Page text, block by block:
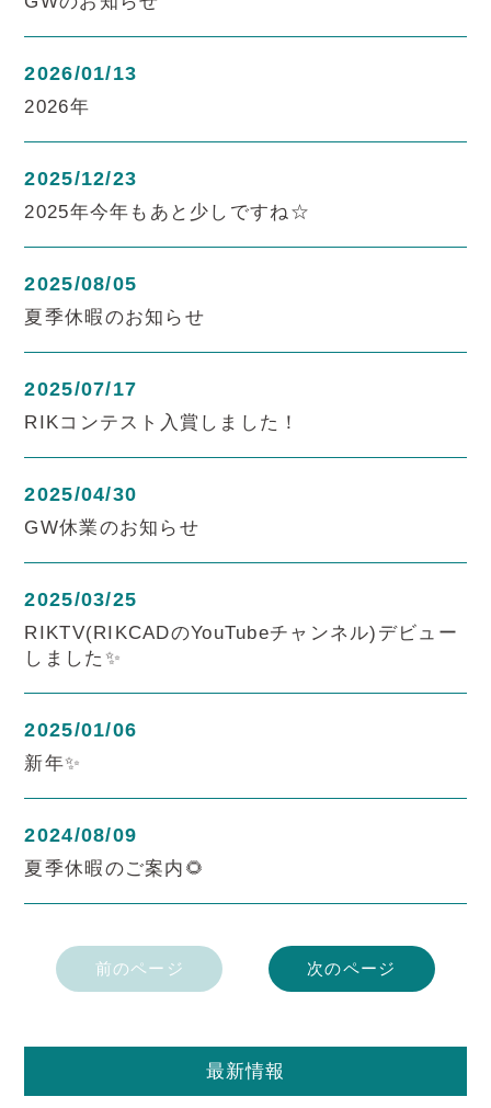
2026/01/13
2026年
2025/12/23
2025年今年もあと少しですね☆
2025/08/05
夏季休暇のお知らせ
2025/07/17
RIKコンテスト入賞しました！
2025/04/30
GW休業のお知らせ
2025/03/25
RIKTV(RIKCADのYouTubeチャンネル)デビュー
しました✨
2025/01/06
新年✨
2024/08/09
夏季休暇のご案内🌻
前のページ 次のページ
最新情報